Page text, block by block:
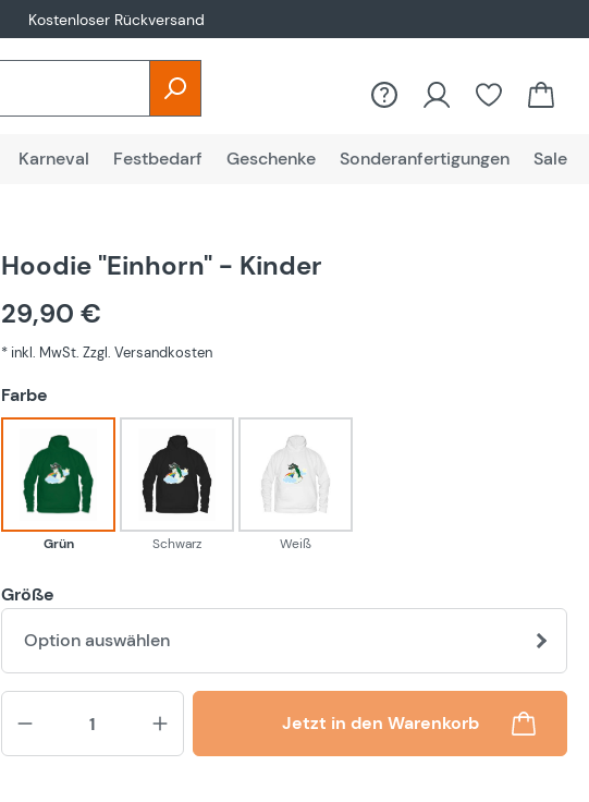
Kostenloser Rückversand
Karneval Festbedarf Geschenke Sonderanfertigungen Sale
Hoodie "Einhorn" - Kinder
29,90 €
* inkl. MwSt. Zzgl. Versandkosten
Farbe
Grün
Grün
Schwarz
Schwarz
Weiß
Weiß
Größe
Option auswählen
Produkt Anzahl: Gib den
Jetzt in den Warenkorb